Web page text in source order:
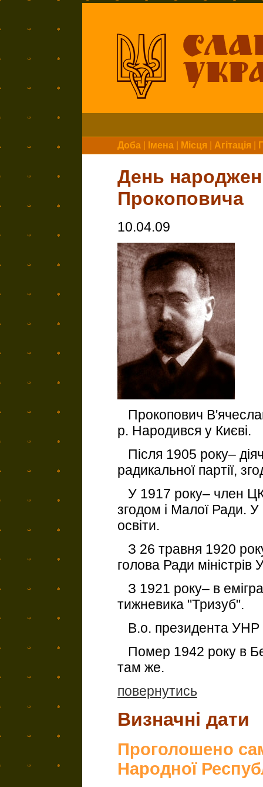
Доба Імена Місця Агітація
День
Прокоповича
10.04.09
Прокопович
р. Народився у Києві.
Після 1905 року–
радикальної партії,
У 1917 року– член
згодом і Малої Ради. У
освіти.
З 26 травня 1920
голова Ради міністрів
З 1921 року– в
тижневика "Тризуб".
В.о. президента УНР
Помер 1942 року в
там же.
повернутись
Визначні дати
Проголошено
Народної